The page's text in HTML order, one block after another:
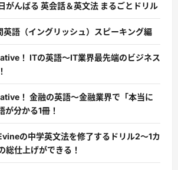
がんばる 英会話＆英文法 まるごとドリル
英語（イングリッシュ）スピーキング編
！ ITの英語〜IT業界最先端のビジネス
！ 金融の英語〜金融業界で「本当に
が分かる1冊！
の中学英文法を修了するドリル2〜1カ
総仕上げができる！